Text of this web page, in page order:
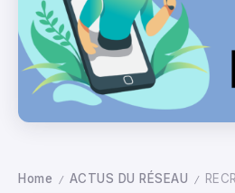
Home / ACTUS DU RÉSEAU /